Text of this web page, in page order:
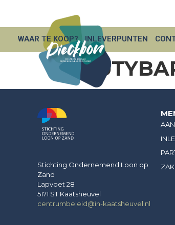
AANMELDEN INNAME PUNT
WAAR TE KOOP? INLEVERPUNTEN
Stichting Ondernemend Loon op
Zand
Lapvoet 28
5171 ST Kaatsheuvel
centrumbeleid@in-kaatsheuvel.nl